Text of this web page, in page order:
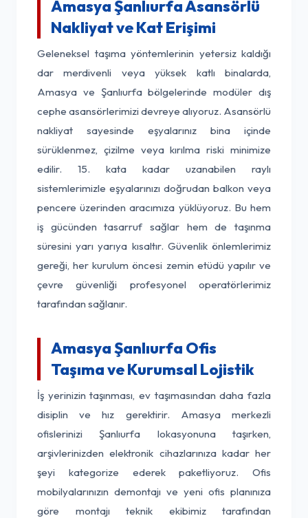
Amasya Şanlıurfa Asansörlü
Nakliyat ve Kat Erişimi
Geleneksel taşıma yöntemlerinin yetersiz kaldığı
dar merdivenli veya yüksek katlı binalarda,
Amasya ve Şanlıurfa bölgelerinde modüler dış
cephe asansörlerimizi devreye alıyoruz. Asansörlü
nakliyat sayesinde eşyalarınız bina içinde
sürüklenmez, çizilme veya kırılma riski minimize
edilir. 15. kata kadar uzanabilen raylı
sistemlerimizle eşyalarınızı doğrudan balkon veya
pencere üzerinden aracımıza yüklüyoruz. Bu hem
iş gücünden tasarruf sağlar hem de taşınma
süresini yarı yarıya kısaltır. Güvenlik önlemlerimiz
gereği, her kurulum öncesi zemin etüdü yapılır ve
çevre güvenliği profesyonel operatörlerimiz
tarafından sağlanır.
Amasya Şanlıurfa Ofis
Taşıma ve Kurumsal Lojistik
İş yerinizin taşınması, ev taşımasından daha fazla
disiplin ve hız gerektirir. Amasya merkezli
ofislerinizi Şanlıurfa lokasyonuna taşırken,
arşivlerinizden elektronik cihazlarınıza kadar her
şeyi kategorize ederek paketliyoruz. Ofis
mobilyalarınızın demontajı ve yeni ofis planınıza
göre montajı teknik ekibimiz tarafından